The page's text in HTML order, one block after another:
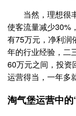
当然，理想很
使客流量减少30%
有75万元，净利润
年的行业经验，二
60万元之间，投资
运营得当，一年多
淘气堡运营中的